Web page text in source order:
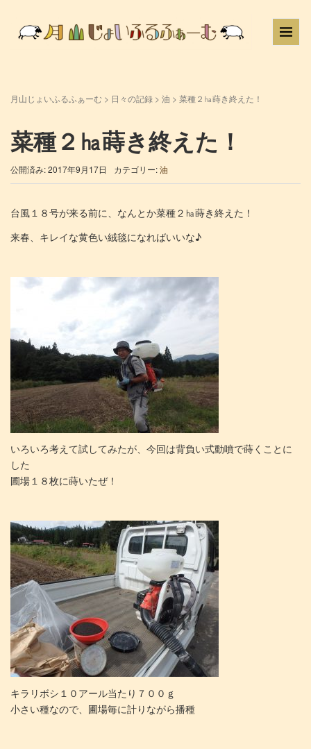
月山じょいふるふぁーむ > 日々の記録 > 油 > 菜種２㏊蒔き終えた！
菜種２㏊蒔き終えた！
公開済み: 2017年9月17日 カテゴリー:油
台風１８号が来る前に、なんとか菜種２㏊蒔き終えた！
来春、キレイな黄色い絨毯になればいいな♪
いろいろ考えて試してみたが、今回は背負い式動噴で蒔く ことに
した
圃場１８枚に蒔いたぜ！
キラリボシ１０アール当たり７００ｇ
小さい種なので、圃場毎に計りながら播種